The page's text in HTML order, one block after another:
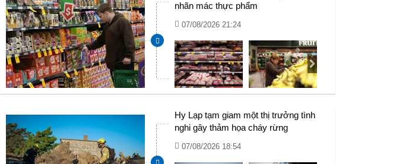
nhãn mác thực phẩm
07/08/2026 21:24
Hy Lạp tạm giam một thị trưởng tình
nghi gây thảm họa cháy rừng
07/08/2026 18:54